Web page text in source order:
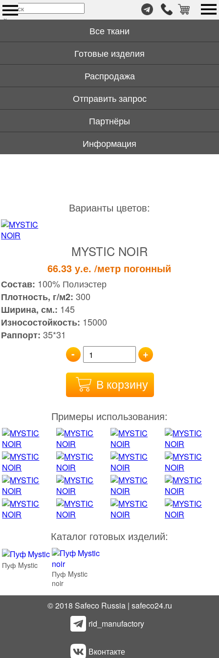
×
т.
+7
446-
Все ткани
Готовые изделия
Распродажа
Отправить запрос
Партнёры
Информация
Варианты цветов:
MYSTIC NOIR
66.33у.е. /метр погонный
Состав: 100% Полиэстер
Плотность, г/м2: 300
Ширина, см.: 145
Износостойкость: 15000
Раппорт: 35*31
- +
В корзину
Примеры использования:
Каталог готовых изделий:
Пуф Mystic
Пуф Mystic
noir
© 2018 Safeco Russia | safeco24.ru
rid_manufactory
Вконтакте